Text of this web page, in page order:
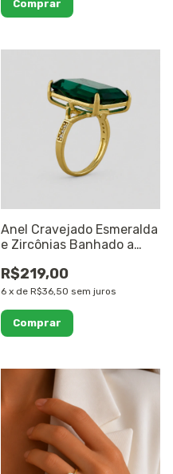
Comprar
Anel Cravejado Esmeralda
e Zircônias Banhado a
R$219,00
6 x de R$36,50 sem juros
Comprar